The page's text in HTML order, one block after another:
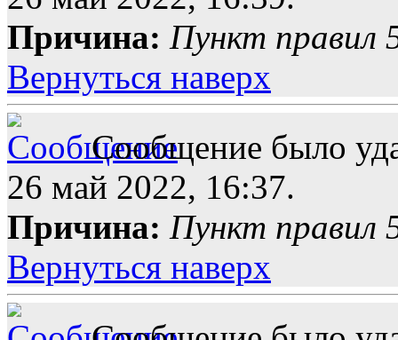
Причина: Пункт правил
Вернуться наверх
Сообщение было
26 май 2022, 16:37.
Причина: Пункт правил
Вернуться наверх